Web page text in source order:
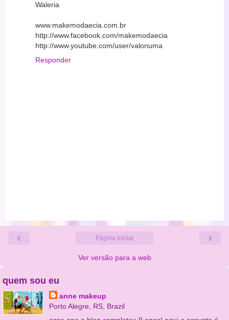
Waleria
www.makemodaecia.com.br
http://www.facebook.com/makemodaecia
http://www.youtube.com/user/valonuma
Responder
‹ ›
Página inicial
Ver versão para a web
quem sou eu
anne makeup
Porto Alegre, RS, Brazil